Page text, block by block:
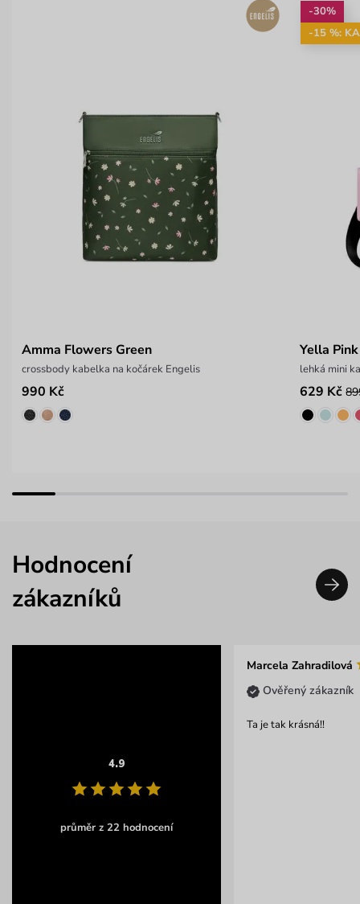
Amma Flowers Green
crossbody kabelka na kočárek Engelis
990 Kč
-30%
-15 %:
Yella Pink
lehká mini
629 Kč
Hodnocení
zákazníků
4.9
průměr z 22 hodnocení
Marcela Zahradilová
Ověřený zákazník
Ta je tak krásná!!